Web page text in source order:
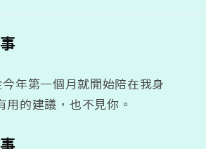
今年第一個月就開始陪在我身
用的建議，也不見你。